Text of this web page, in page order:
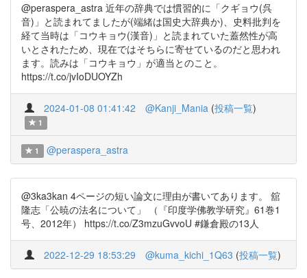
@peraspera_astra 近年の辞典では慣習的に「クギョウ(呉
音)」と読まれてましたが(端緒は国史大辞典か)、史料批判を
経て当時は「コウキョウ(漢音)」と読まれていた蓋然性が高
いとされたため、現在ではそちらに寄せているのだと思われ
ます。読みは「コウキョウ」が適当とのこと。
https://t.co/jvIoDUOYZh
2024-01-08 01:41:42 @Kanji_Mania (投稿一覧)
1
1 @peraspera_astra
@3ka3kan 4ページの短い論文に理由が書いてあります。 舘
隆志「公暁の法名について」 （『印度学佛教学研究』61巻1
号、2012年） https://t.co/Z3mzuGvvoU #鎌倉殿の13人
2022-12-29 18:53:29 @kuma_kichi_1Q63 (投稿一覧)